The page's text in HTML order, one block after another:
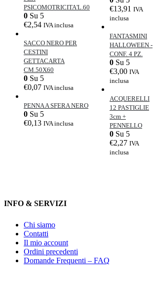
PSICOMOTRICITA'L.60
0 Su 5
€2,54 IVA inclusa
SACCO NERO PER
CESTINI
GETTACARTA
CM.50X60
0 Su 5
€0,07 IVA inclusa
PENNA A SFERA NERO
0 Su 5
€0,13 IVA inclusa
€13,91 IVA
inclusa
FANTASMINI
HALLOWEEN -
CONF. 4 PZ.
0 Su 5
€3,00 IVA
inclusa
ACQUERELLI
12 PASTIGLIE
3cm +
PENNELLO
0 Su 5
€2,27 IVA
inclusa
INFO & SERVIZI
Chi siamo
Contatti
Il mio account
Ordini precedenti
Domande Frequenti – FAQ